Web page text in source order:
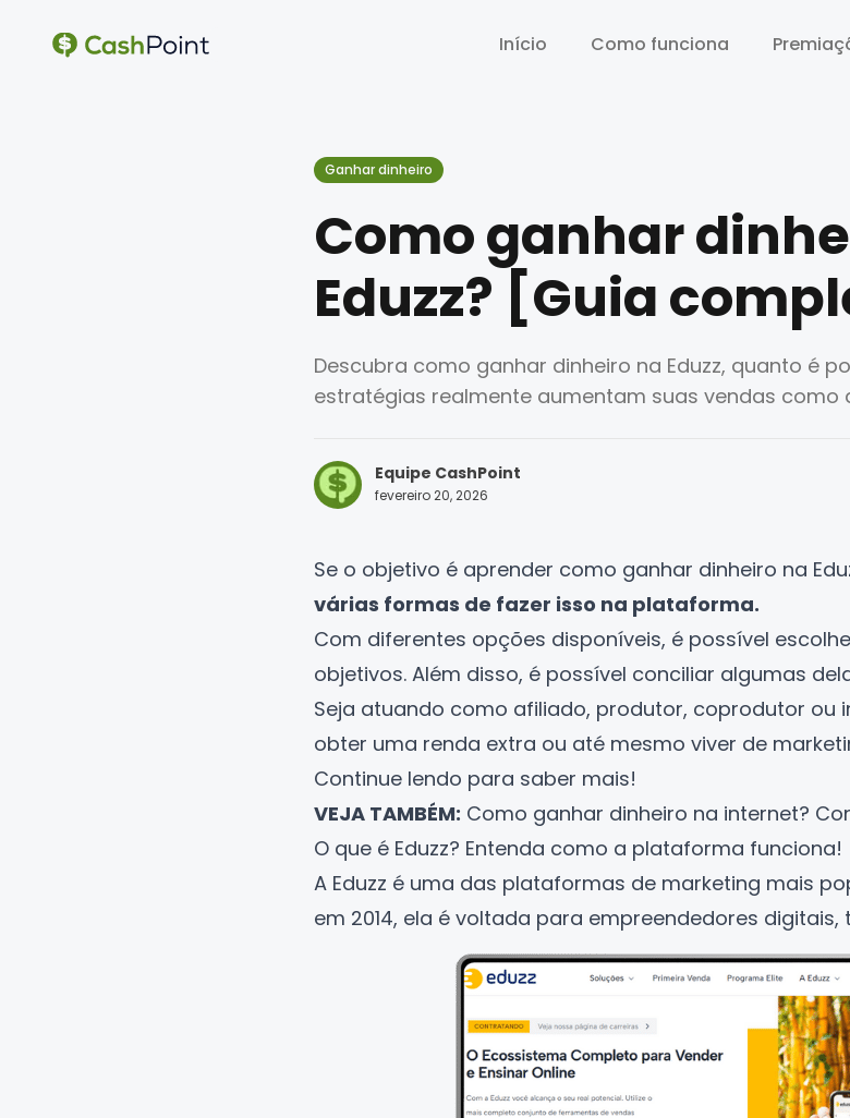
Início Como funciona
Início Como funciona
Ganhar dinheiro
Como ganhar
Eduzz? [Guia
Descubra como ganhar dinheiro na Eduzz, quanto é
estratégias realmente aumentam suas vendas como
Equipe CashPoint
fevereiro 20, 2026
Se o objetivo é aprender como ganhar dinheiro na
várias formas de fazer isso na plataforma.
Com diferentes opções disponíveis, é possível
objetivos. Além disso, é possível conciliar algumas
Seja atuando como afiliado, produtor, coprodutor ou
obter uma renda extra ou até mesmo viver de
Continue lendo para saber mais!
VEJA TAMBÉM: Como ganhar dinheiro na internet?
O que é Eduzz? Entenda como a plataforma funciona!
A Eduzz é uma das plataformas de marketing mais
em 2014, ela é voltada para empreendedores